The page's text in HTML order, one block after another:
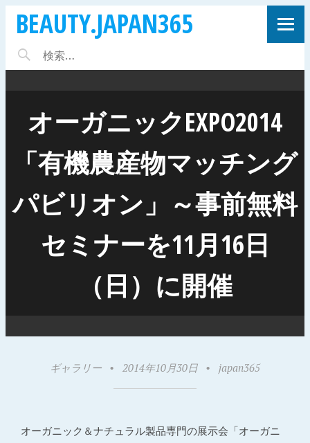
BEAUTY.JAPAN365
オーガニックEXPO2014
「有機農産物マッチング
パビリオン」～事前無料
セミナーを11月16日
（日）に開催
ギャラリー • 2014年10月30日 • japan365
オーガニック＆ナチュラル製品専門の展示会「オーガニ